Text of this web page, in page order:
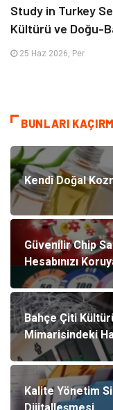
Study in Turkey
Kültürü ve Doğu-
25 Haz 2026, Per
BUNLARI
Kendi Doğal
Güvenilir Chip
Hesabınızı
Bahçe Çiti
Mimarisindeki
Kalite Yönetim